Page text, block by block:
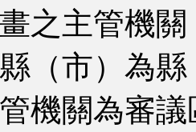
之主管機
（市）為
機關為審